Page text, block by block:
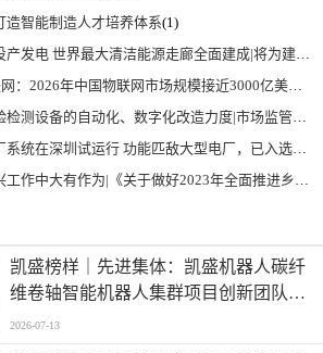
智能制造人才培养体系(1)
走廊全面建成|将为建设新型能源体系、保障国家能源安全、实现“双碳”目标提供有力支撑
网市场规模接近3000亿美元 智慧工厂、智慧城市、智慧电网等将占60%以上
字化改造力度|市场监管总局 工业和信息化部 关于促进企业计量能力提升的指导意见
深圳试运行 功能匹敌大型电厂，已入选国际典型案例
作为|《关于做好2023年全面推进乡村振兴重点工作的意见》发布
凯盛榜样｜先进集体：凯盛机器人碳纤
维卷轴智能机器人集群项目创新团队
——迈向“智造”新高度
2026-07-13